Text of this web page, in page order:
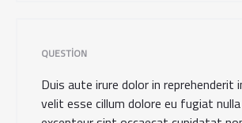
QUESTION
Duis aute irure dolor in reprehenderit
velit esse cillum dolore eu fugiat